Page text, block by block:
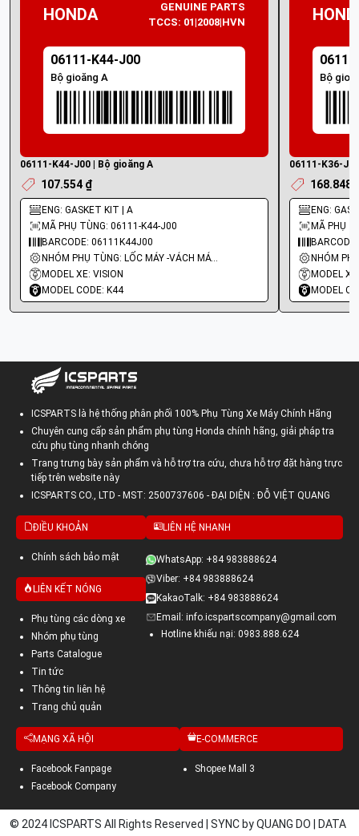
HONDA
GENUINE PARTS
TCCS: 01|2008|HVN
06111-K44-J00
Bộ gioăng A
06111-K44-J00 | Bộ gioăng A
107.554 ₫
ENG: GASKET KIT | A
MÃ PHỤ TÙNG: 06111-K44-J00
BARCODE: 06111K44J00
NHÓM PHỤ TÙNG: LỐC MÁY -VÁCH MÁY - GIOĂNG MÁY
MODEL XE: VISION
MODEL CODE: K44
Bộ
06111-K36-
168.848
ENG:
MÃ PHỤ
MODEL
MODEL
ICSPARTS là hệ thống phân phối 100% Phụ Tùng Xe Máy Chính Hãng
Chuyên cung cấp sản phẩm phụ tùng Honda chính hãng, giải pháp tra
cứu phụ tùng nhanh chóng
Trang trưng bày sản phẩm và hỗ trợ tra cứu, chưa hỗ trợ đặt hàng trực
tiếp trên website này
ICSPARTS CO., LTD - MST: 2500737606 - ĐẠI DIỆN : ĐỖ VIỆT QUANG
ĐIỀU KHOẢN
Chính sách bảo mật
LIÊN KẾT NÓNG
Phụ tùng các dòng xe
Nhóm phụ tùng
Parts Catalogue
Tin tức
Thông tin liên hệ
Trang chủ quản
LIÊN HỆ NHANH
WhatsApp: +84 983888624
Viber: +84 983888624
KakaoTalk: +84 983888624
Email: info.icspartscompany@gmail.com
Hotline khiếu nại: 0983.888.624
MẠNG XÃ HỘI
Facebook Fanpage
Facebook Company
E-COMMERCE
Shopee Mall 3
© 2024 ICSPARTS All Rights Reserved | SYNC by QUANG DO | DATA